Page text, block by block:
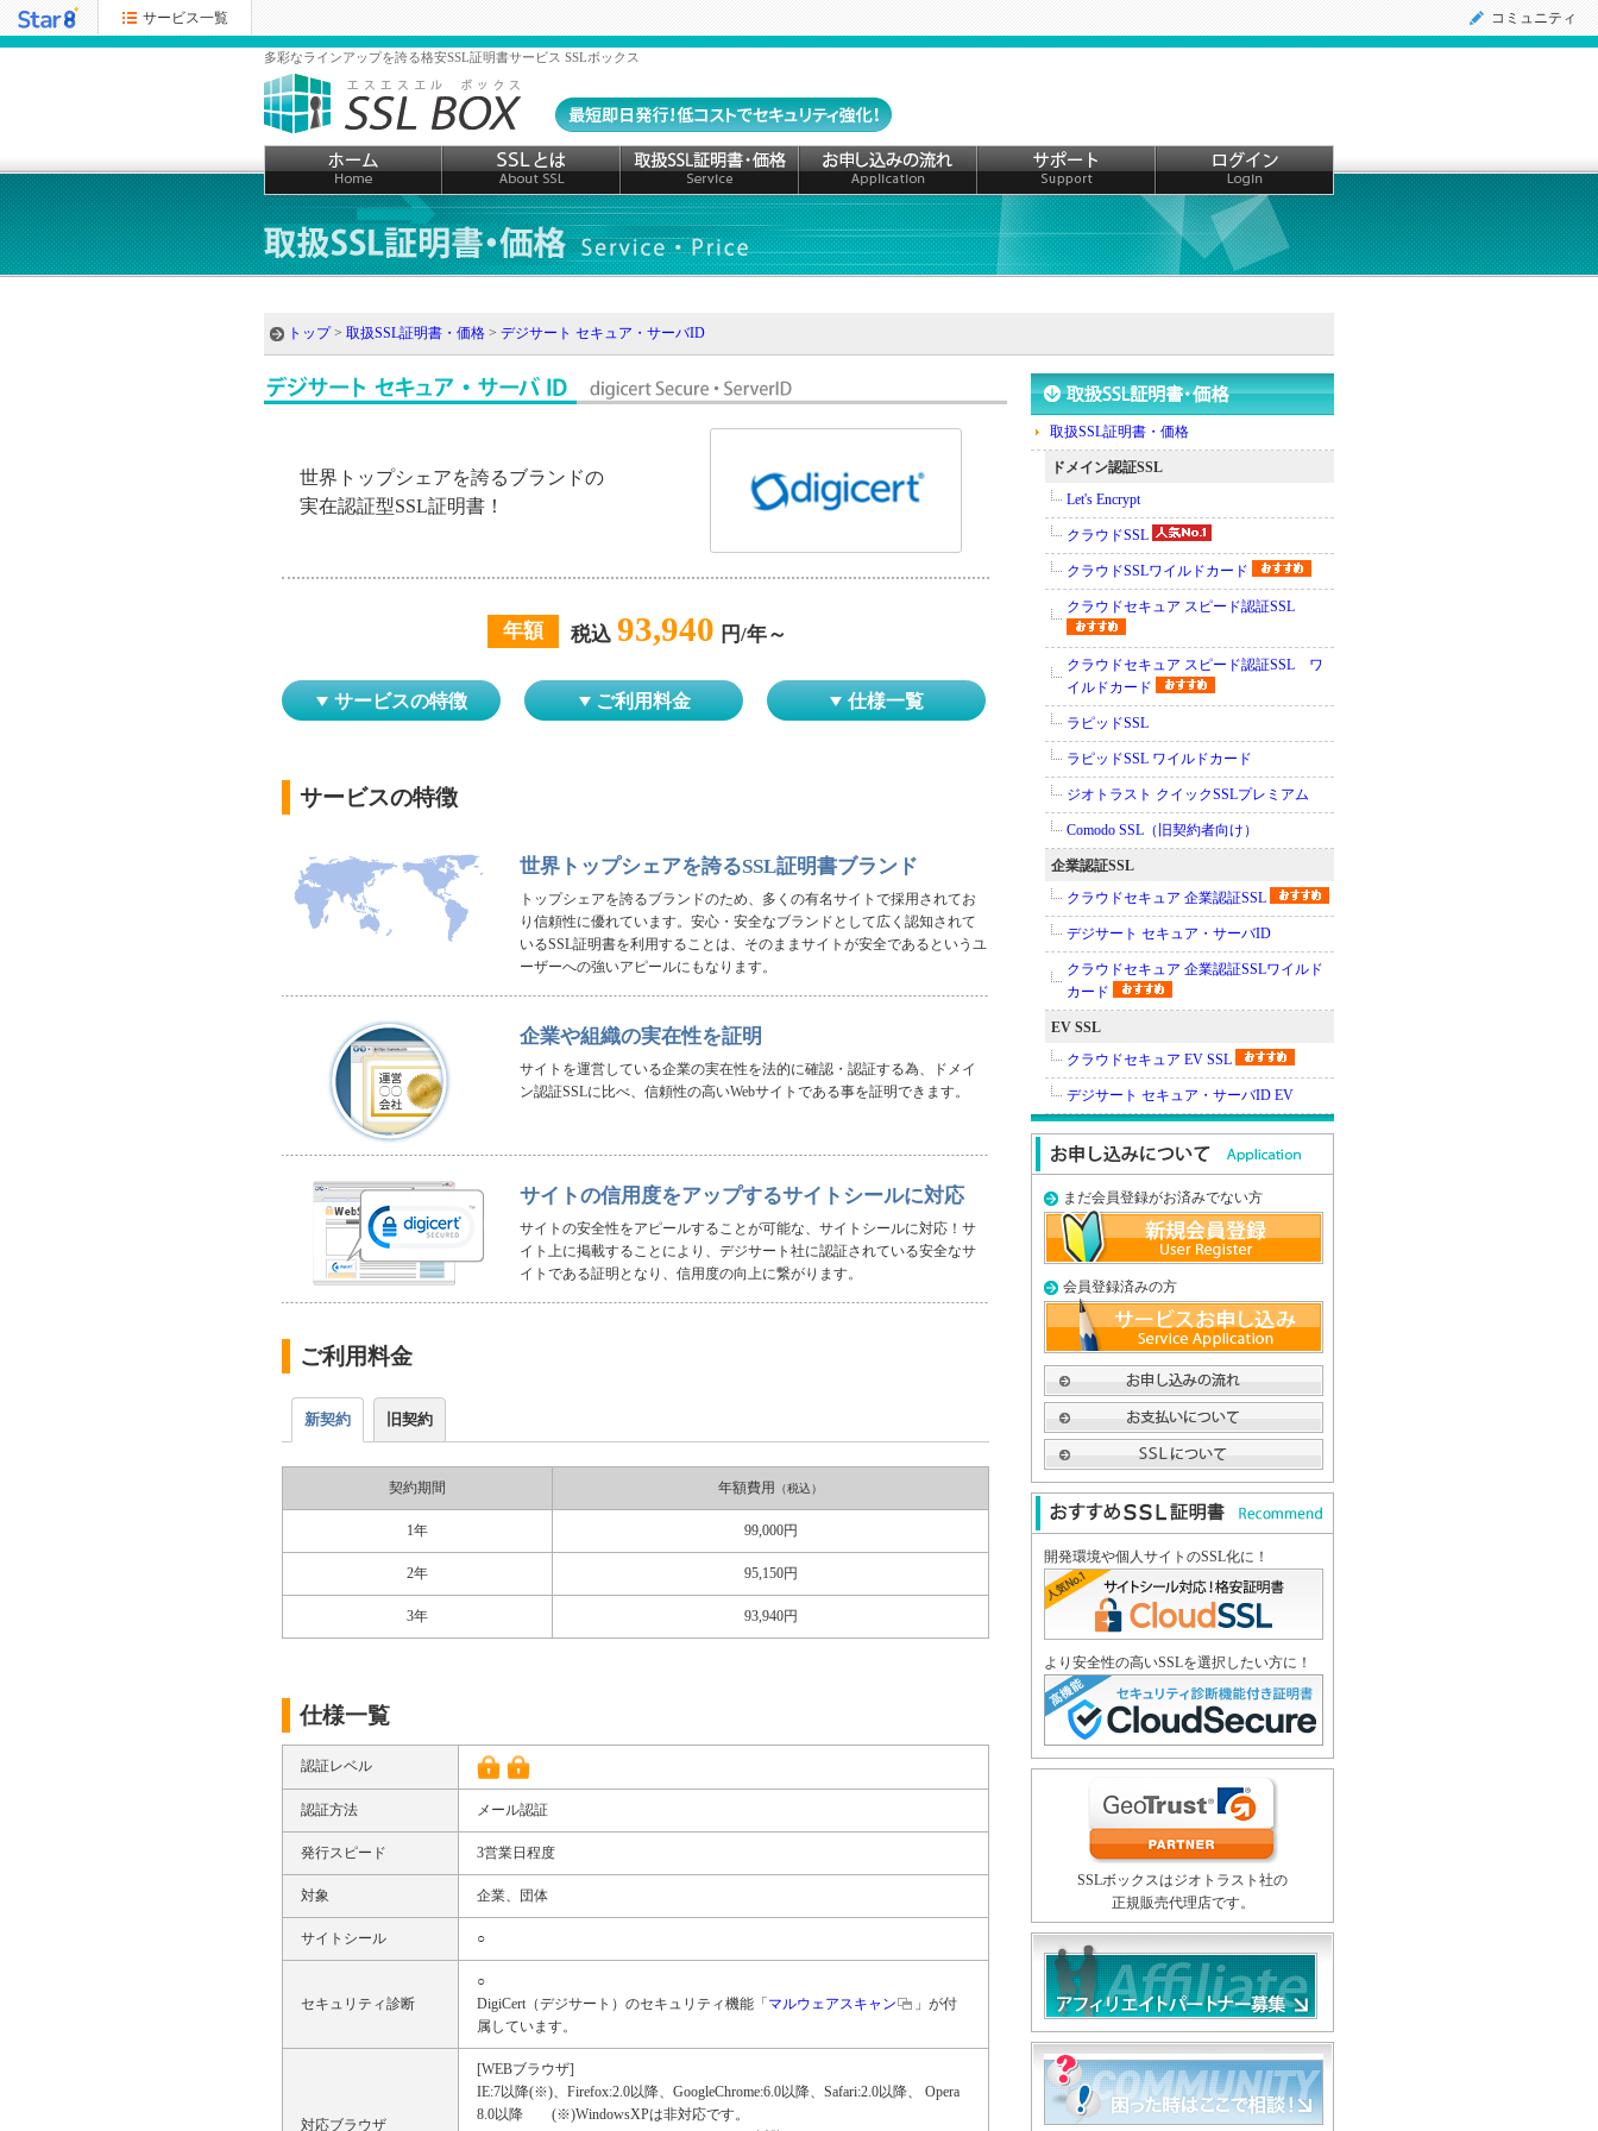
サービス一覧 コミュニティ
多彩なラインアップを誇る格安SSL証明書サービス SSLボックス
トップ> 取扱SSL証明書・価格 > デジサート セキュア・サーバID
世界トップシェアを誇るブランドの
実在認証型SSL証明書！
年額 税込 93,940 円/年～
サービスの特徴 ご利用料金 仕様一覧
サービスの特徴
世界トップシェアを誇るSSL証明書ブランド
トップシェアを誇るブランドのため、多くの有名サイトで採用されてお
り信頼性に優れています。安心・安全なブランドとして広く認知されて
いるSSL証明書を利用することは、そのままサイトが安全であるというユ
ーザーへの強いアピールにもなります。
企業や組織の実在性を証明
サイトを運営している企業の実在性を法的に確認・認証する為、ドメイ
ン認証SSLに比べ、信頼性の高いWebサイトである事を証明できます。
サイトの信用度をアップするサイトシールに対応
サイトの安全性をアピールすることが可能な、サイトシールに対応！サ
イト上に掲載することにより、デジサート社に認証されている安全なサ
イトである証明となり、信用度の向上に繋がります。
ご利用料金
新契約
契約期間 年額費用 （税込）
1年 99,000円
2年 95,150円
3年 93,940円
旧契約
仕様一覧
認証レベル
認証方法 メール認証
発行スピード 3営業日程度
対象 企業、団体
サイトシール ○
セキュリティ診断
○
DigiCert（デジサート）のセキュリティ機能「 マルウェアスキャン
」が付
属しています。
対応ブラウザ
[WEBブラウザ]
IE:7以降(※)、Firefox:2.0以降、GoogleChrome:6.0以降、Safari:2.0以降、 Opera
8.0以降 (※)WindowsXPは非対応です。
取扱SSL証明書・価格
ドメイン認証SSL
Let's Encrypt
クラウドSSL
クラウドSSLワイルドカード
クラウドセキュア スピード認証SSL
クラウドセキュア スピード認証SSL ワ
イルドカード
ラピッドSSL
ラピッドSSL ワイルドカード
ジオトラスト クイックSSLプレミアム
Comodo SSL（旧契約者向け）
企業認証SSL
クラウドセキュア 企業認証SSL
デジサート セキュア・サーバID
クラウドセキュア 企業認証SSLワイルド
カード
EV SSL
クラウドセキュア EV SSL
デジサート セキュア・サーバID EV
まだ会員登録がお済みでない方
会員登録済みの方
開発環境や個人サイトのSSL化に！
より安全性の高いSSLを選択したい方に！
SSLボックスはジオトラスト社の
正規販売代理店です。